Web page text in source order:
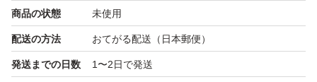
m(_ _)m
◎発送は丁寧に梱包し12時間以内匿名発送させて頂きま
す。
商品の状態 未使用
配送の方法 おてがる配送（日本郵便）
発送までの日数 1〜2日で発送